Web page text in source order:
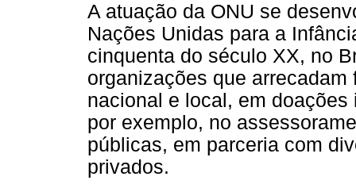
A atuação da ONU se
Nações Unidas para a
cinquenta do século XX, no
organizações que
nacional e local, em
por exemplo, no
públicas, em parceria com
privados.